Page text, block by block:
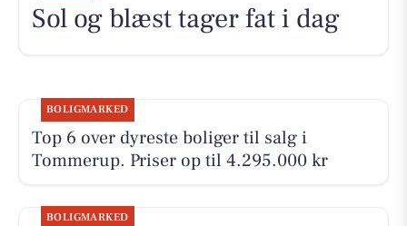
Sol og blæst tager fat i dag
BOLIGMARKED
Top 6 over dyreste boliger til salg i
Tommerup. Priser op til 4.295.000 kr
BOLIGMARKED